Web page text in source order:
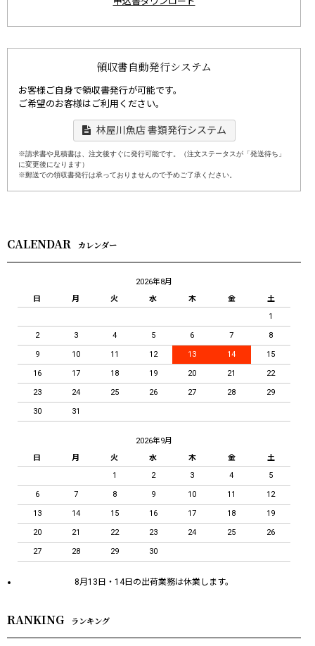
領収書自動発行システム
お客様ご自身で領収書発行が可能です。
ご希望のお客様はご利用ください。
林屋川魚店 書類発行システム
※請求書や見積書は、注文後すぐに発行可能です。（注文ステータスが「発送待ち」
に変更後になります）
※郵送での領収書発行は承っておりませんので予めご了承ください。
CALENDAR カレンダー
2026年8月
日
月 火 水 木 金
土
1
2 3 4 5 6 7 8
9 10 11 12 13 14 15
16 17 18 19 20 21 22
23 24 25 26 27 28 29
30 31
2026年9月
日
月 火 水 木 金
土
1
2 3 4 5
6 7 8 9 10 11 12
13 14 15 16 17 18 19
20 21 22 23 24 25 26
27 28 29 30
8月13日・14日の出荷業務は休業します。
RANKING ランキング